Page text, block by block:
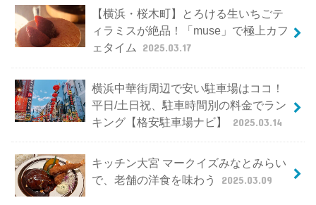
【横浜・桜木町】とろける生いちごテ
ィラミスが絶品！「muse」で極上カフ
ェタイム
2025.03.17
横浜中華街周辺で安い駐車場はココ！
平日/土日祝、駐車時間別の料金でラン
キング【格安駐車場ナビ】
2025.03.14
キッチン大宮 マークイズみなとみらい
で、老舗の洋食を味わう
2025.03.09